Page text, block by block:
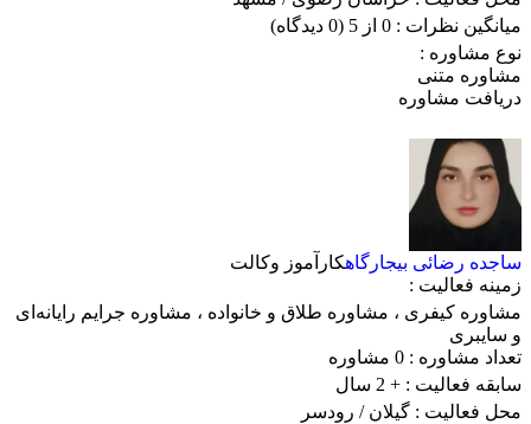
میانگین نظرات : 0 از 5
(0 دیدگاه)
نوع مشاوره :
مشاوره متنی
دریافت مشاوره
ساجده رضائی بیجارگاهکارآموز وکالت
زمینه فعالیت :
مشاوره کیفری ، مشاوره طلاق و خانواده ، مشاوره جرایم رایانه‌ای
و سایبری
تعداد مشاوره : 0 مشاوره
سابقه فعالیت : + 2 سال
محل فعالیت : گیلان/ رودسر